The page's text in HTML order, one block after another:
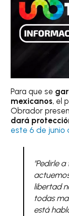
Para que se
mexicanos, el
Obrador
dará
este 6 de junio
"Pedirle
libertad
todas
está